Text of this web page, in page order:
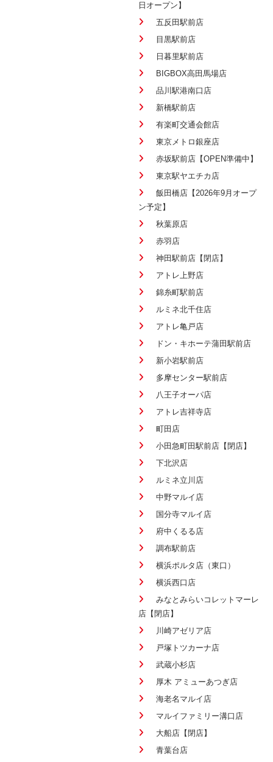
日オープン】
五反田駅前店
目黒駅前店
日暮里駅前店
BIGBOX高田馬場店
品川駅港南口店
新橋駅前店
有楽町交通会館店
東京メトロ銀座店
赤坂駅前店【OPEN準備中】
東京駅ヤエチカ店
飯田橋店【2026年9月オープ
ン予定】
秋葉原店
赤羽店
神田駅前店【閉店】
アトレ上野店
錦糸町駅前店
ルミネ北千住店
アトレ亀戸店
ドン・キホーテ蒲田駅前店
新小岩駅前店
多摩センター駅前店
八王子オーパ店
アトレ吉祥寺店
町田店
小田急町田駅前店【閉店】
下北沢店
ルミネ立川店
中野マルイ店
国分寺マルイ店
府中くるる店
調布駅前店
横浜ポルタ店（東口）
横浜西口店
みなとみらいコレットマーレ
店【閉店】
川崎アゼリア店
戸塚トツカーナ店
武蔵小杉店
厚木 アミューあつぎ店
海老名マルイ店
マルイファミリー溝口店
大船店【閉店】
青葉台店